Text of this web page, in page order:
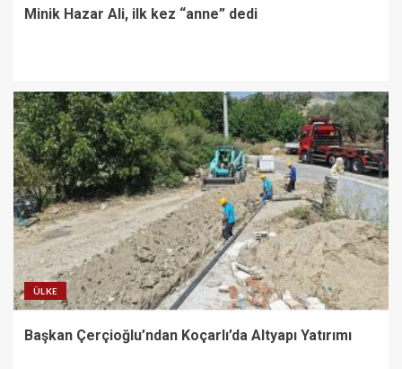
Minik Hazar Ali, ilk kez “anne” dedi
ÜLKE
Başkan Çerçioğlu’ndan Koçarlı’da Altyapı Yatırımı